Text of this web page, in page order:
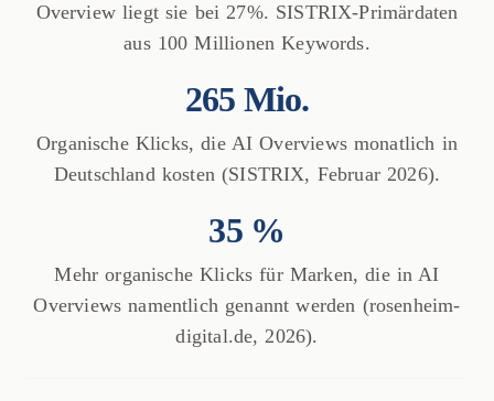
Overview liegt sie bei 27%. SISTRIX-Primärdaten
aus 100 Millionen Keywords.
265 Mio.
Organische Klicks, die AI Overviews monatlich in
Deutschland kosten (SISTRIX, Februar 2026).
35 %
Mehr organische Klicks für Marken, die in AI
Overviews namentlich genannt werden (rosenheim-
digital.de, 2026).